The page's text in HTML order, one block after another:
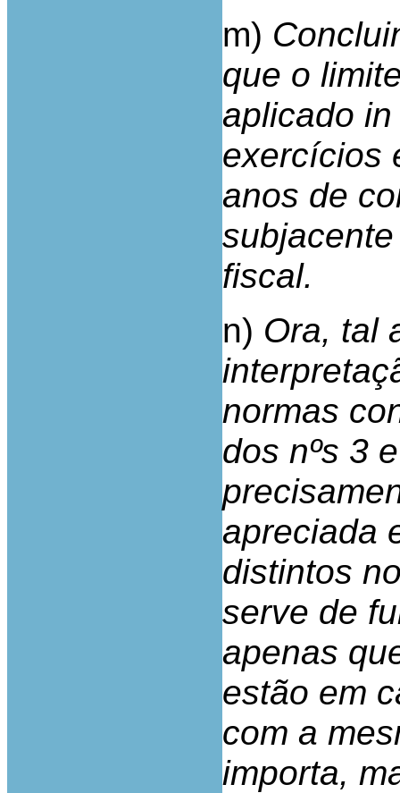
m)
que o
aplicado
exercícios
anos de
fiscal.
n) Ora, tal
normas
dos nºs 3
apreciada
distintos
serve de
apenas
estão em
com a
importa,